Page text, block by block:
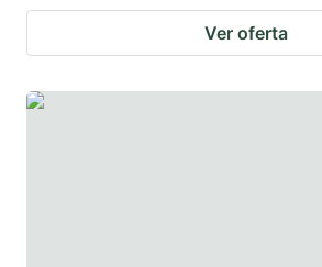
Ver oferta